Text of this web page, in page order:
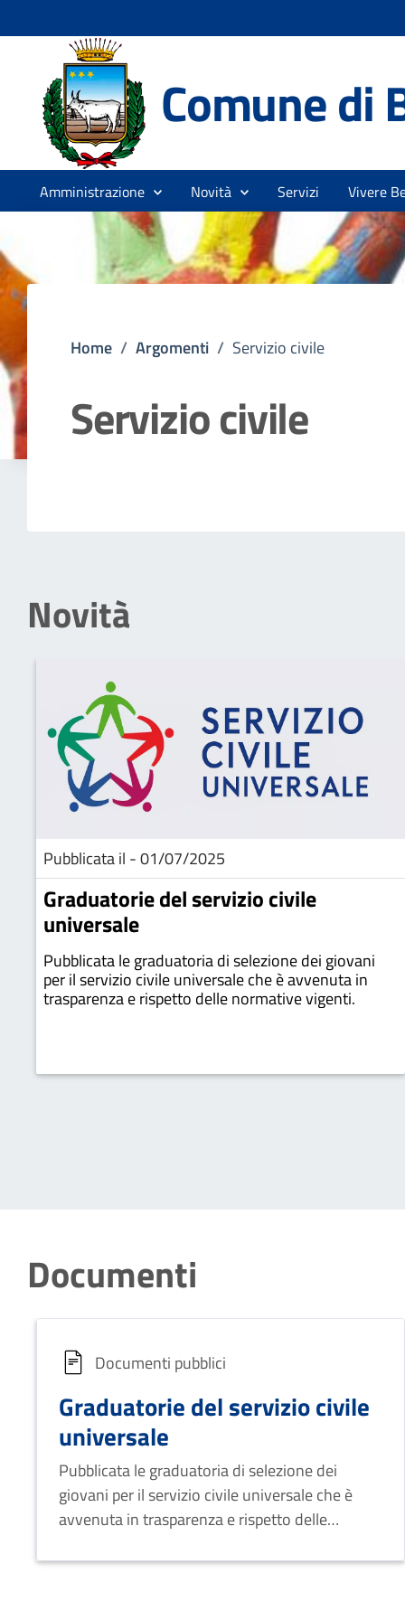
Comune di
Amministrazione Novità Servizi Vivere
Home / Argomenti / Servizio civile
Servizio civile
Novità
Pubblicata il - 01/07/2025
Graduatorie del servizio civile
universale
Pubblicata le graduatoria di selezione dei giovani
per il servizio civile universale che è avvenuta in
trasparenza e rispetto delle normative vigenti.
Documenti
Documenti pubblici
Graduatorie del servizio civile
universale
Pubblicata le graduatoria di selezione dei
giovani per il servizio civile universale che è
avvenuta in trasparenza e rispetto delle